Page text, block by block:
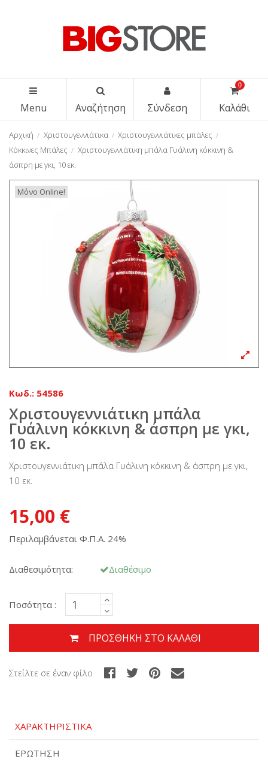
Menu Αναζήτηση Σύνδεση
0
Καλάθι
Αρχική Χριστουγεννιάτικα
Χριστουγεννιάτικες μπάλες
Κόκκινες Μπάλες
Χριστουγεννιάτικη μπάλα Γυάλινη κόκκινη &
άσπρη με γκι, 10 εκ.
Μόνο Online!
Κωδ.: 54586
Χριστουγεννιάτικη μπάλα
Γυάλινη κόκκινη & άσπρη με γκι,
10 εκ.
Χριστουγεννιάτικη μπάλα Γυάλινη κόκκινη & άσπρη με γκι,
10 εκ.
15,00 €
Περιλαμβάνεται Φ.Π.Α. 24%
Διαθεσιμότητα: Διαθέσιμο
Ποσότητα :
ΠΡΟΣΘΉΚΗ ΣΤΟ ΚΑΛΆΘΙ
Στείλτε σε έναν φίλο
ΧΑΡΑΚΤΗΡΙΣΤΙΚΆ
ΕΡΏΤΗΣΗ